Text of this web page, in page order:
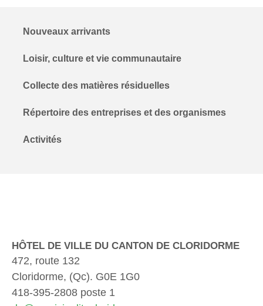
Nouveaux arrivants
Loisir, culture et vie communautaire
Collecte des matières résiduelles
Répertoire des entreprises et des organismes
Activités
HÔTEL DE VILLE DU CANTON DE CLORIDORME
472, route 132
Cloridorme, (Qc). G0E 1G0
418-395-2808 poste 1